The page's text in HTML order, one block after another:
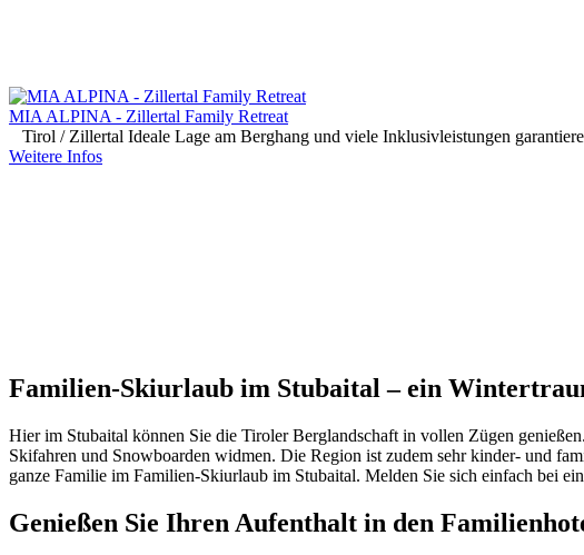
MIA ALPINA - Zillertal Family Retreat
Tirol / Zillertal Ideale Lage am Berghang und viele Inklusivleistungen
Weitere Infos
Familien-Skiurlaub im Stubaital – ein
Hier im Stubaital können Sie die Tiroler Berglandschaft in vollen Zügen
Skifahren und Snowboarden widmen. Die Region ist zudem sehr kinder- und
ganze Familie im Familien-Skiurlaub im Stubaital. Melden Sie sich einfach bei
Genießen Sie Ihren Aufenthalt in den